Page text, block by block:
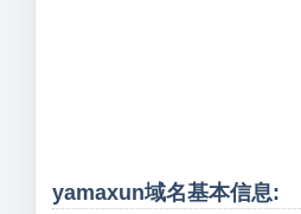
yamaxun域名基本信息: